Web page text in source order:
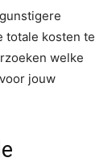
totale kosten te
welke
jouw